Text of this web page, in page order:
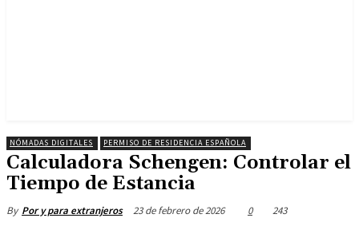
NÓMADAS DIGITALES PERMISO DE RESIDENCIA ESPAÑOLA
Calculadora Schengen: Controlar el
Tiempo de Estancia
By Por y para extranjeros 23 de febrero de 2026 0 243